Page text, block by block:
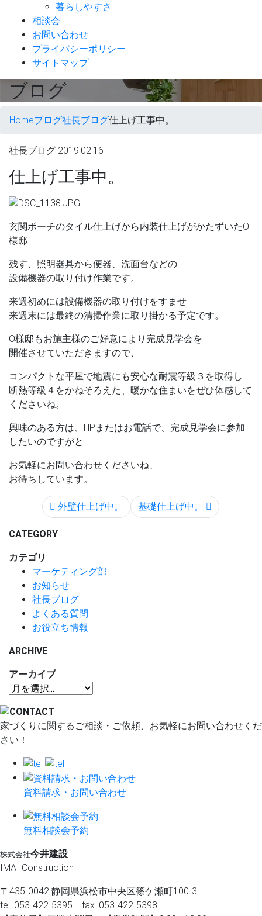
暮らしやすさ
相談会
お問い合わせ
プライバシーポリシー
サイトマップ
ブログ
Homeブログ社長ブログ仕上げ工事中。
社長ブログ 2019.02.16
仕上げ工事中。
玄関ポーチのタイル仕上げから内装仕上げがかたずいたO
様邸
残す、照明器具から便器、洗面台などの
設備機器の取り付け作業です。
来週初めには設備機器の取り付けをすませ
来週末には最終の清掃作業に取り掛かる予定です。
O様邸もお施主様のご好意により完成見学会を
開催させていただきますので、
コンパクトな平屋で地震にも安心な耐震等級３を取得し
断熱等級４をかねそろえた、暖かな住まいをぜひ体感して
くださいね。
興味のある方は、HPまたはお電話で、完成見学会に参加
したいのですがと
お気軽にお問い合わせくださいね、
お待ちしています。
外壁仕上げ中。 基礎仕上げ中。
CATEGORY
カテゴリ
マーケティング部
お知らせ
社長ブログ
よくある質問
お役立ち情報
ARCHIVE
アーカイブ
家づくりに関するご相談・ご依頼、お気軽にお問い合わせくだ
さい！
資料請求・お問い合わせ
無料相談会予約
株式会社今井建設
IMAI Construction
〒435-0042 静岡県浜松市中央区篠ケ瀬町100-3
tel. 053-422-5395 fax. 053-422-5398